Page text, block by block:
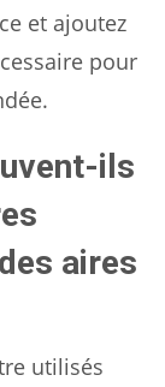
et ajoutez
pour
ils
aires
utilisés